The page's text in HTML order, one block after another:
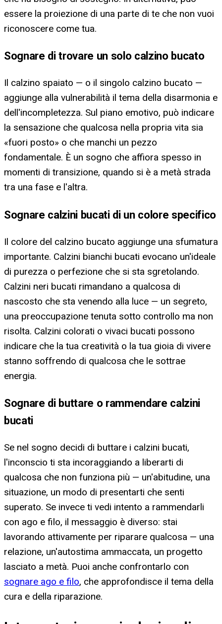
essere la proiezione di una parte di te che non vuoi
riconoscere come tua.
Sognare di trovare un solo calzino bucato
Il calzino spaiato — o il singolo calzino bucato —
aggiunge alla vulnerabilità il tema della disarmonia e
dell'incompletezza. Sul piano emotivo, può indicare
la sensazione che qualcosa nella propria vita sia
«fuori posto» o che manchi un pezzo
fondamentale. È un sogno che affiora spesso in
momenti di transizione, quando si è a metà strada
tra una fase e l'altra.
Sognare calzini bucati di un colore specifico
Il colore del calzino bucato aggiunge una sfumatura
importante. Calzini bianchi bucati evocano un'ideale
di purezza o perfezione che si sta sgretolando.
Calzini neri bucati rimandano a qualcosa di
nascosto che sta venendo alla luce — un segreto,
una preoccupazione tenuta sotto controllo ma non
risolta. Calzini colorati o vivaci bucati possono
indicare che la tua creatività o la tua gioia di vivere
stanno soffrendo di qualcosa che le sottrae
energia.
Sognare di buttare o rammendare calzini
bucati
Se nel sogno decidi di buttare i calzini bucati,
l'inconscio ti sta incoraggiando a liberarti di
qualcosa che non funziona più — un'abitudine, una
situazione, un modo di presentarti che senti
superato. Se invece ti vedi intento a rammendarli
con ago e filo, il messaggio è diverso: stai
lavorando attivamente per riparare qualcosa — una
relazione, un'autostima ammaccata, un progetto
lasciato a metà. Puoi anche confrontarlo con
sognare ago e filo, che approfondisce il tema della
cura e della riparazione.